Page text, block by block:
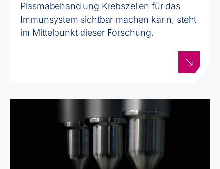
Plasmabehandlung Krebszellen für das
Immunsystem sichtbar machen kann, steht
im Mittelpunkt dieser Forschung.